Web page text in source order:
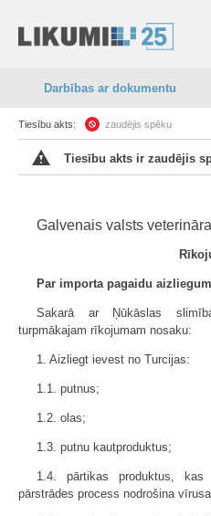
Darbības ar dokumentu
Tiesību akts: zaudējis spēku
Tiesību akts ir zaudējis
Galvenais valsts
Par importa pagaidu
Sakarā ar Ņūkāslas
turpmākajam rīkojumam nosaku:
1. Aizliegt ievest no Turcijas:
1.1. putnus;
1.2. olas;
1.3. putnu kautproduktus;
1.4. pārtikas produktus,
pārstrādes process nodrošina